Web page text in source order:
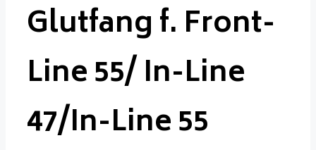
Glutfang f. Front-
Line 55/ In-Line
47/In-Line 55